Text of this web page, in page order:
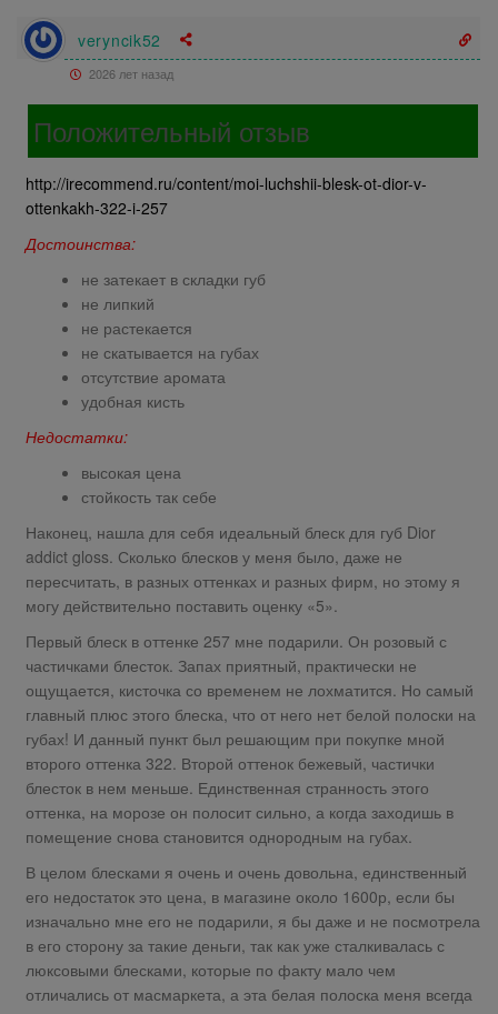
veryncik52
2026 лет назад
Положительный отзыв
http://irecommend.ru/content/moi-luchshii-blesk-ot-dior-v-
ottenkakh-322-i-257
Достоинства:
не затекает в складки губ
не липкий
не растекается
не скатывается на губах
отсутствие аромата
удобная кисть
Недостатки:
высокая цена
стойкость так себе
Наконец, нашла для себя идеальный блеск для губ Dior
addict gloss. Сколько блесков у меня было, даже не
пересчитать, в разных оттенках и разных фирм, но этому я
могу действительно поставить оценку «5».
Первый блеск в оттенке 257 мне подарили. Он розовый с
частичками блесток. Запах приятный, практически не
ощущается, кисточка со временем не лохматится. Но самый
главный плюс этого блеска, что от него нет белой полоски на
губах! И данный пункт был решающим при покупке мной
второго оттенка 322. Второй оттенок бежевый, частички
блесток в нем меньше. Единственная странность этого
оттенка, на морозе он полосит сильно, а когда заходишь в
помещение снова становится однородным на губах.
В целом блесками я очень и очень довольна, единственный
его недостаток это цена, в магазине около 1600р, если бы
изначально мне его не подарили, я бы даже и не посмотрела
в его сторону за такие деньги, так как уже сталкивалась с
люксовыми блесками, которые по факту мало чем
отличались от масмаркета, а эта белая полоска меня всегда